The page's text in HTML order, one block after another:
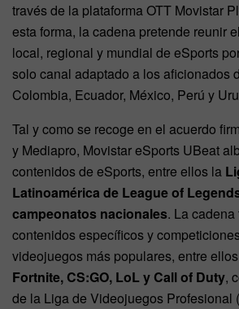
través de la plataforma OTT Movistar
esta forma, la cadena pretende reunir
local, regional y mundial de eSports
solo canal adaptado a los aficionados
Colombia, Ecuador, México, Perú y
Tal y como se recoge en el acuerdo
y Mediapro, Movistar eSports UBeat
contenidos de eSports, entre ellos la
Latinoamérica de League of
campeonatos nacionales. La
contenidos específicos y
videojuegos más populares, entre ellos
Fortnite, CS:GO, LoL y Call of Duty,
de la Liga de Videojuegos Profesional